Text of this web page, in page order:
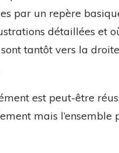
par un repère
détaillées et
tantôt vers la
est peut-être
mais l’ensemble